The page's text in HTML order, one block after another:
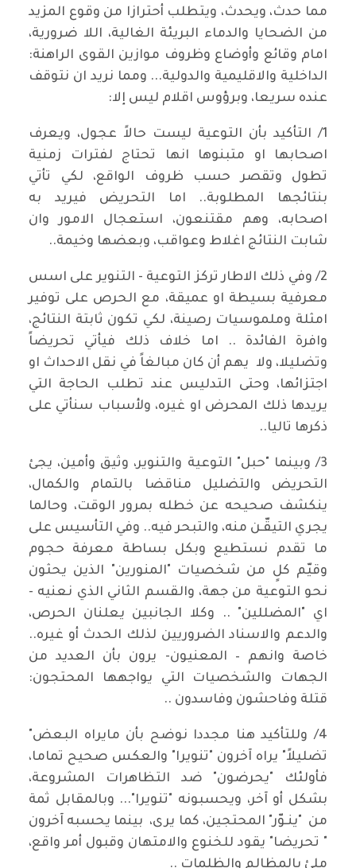
مما حدث، ويحدث، ويتطلب أحترازا من وقوع المزيد
من الضحايا والدماء البريئة الغالية، اللا ضرورية،
امام وقائع وأوضاع وظروف موازين القوى الراهنة:
الداخلية والاقليمية والدولية... ومما نريد ان نتوقف
عنده سريعا، وبرؤوس اقلام ليس إلا:
1/ التأكيد بأن التوعية ليست حالاً عجول، ويعرف
اصحابها او متبنوها انها تحتاج لفترات زمنية
تطول وتقصر حسب ظروف الواقع، لكي تأتي
بنتائجها المطلوبة.. اما التحريض فيريد به
اصحابه، وهم مقتنعون، استعجال الامور وان
شابت النتائج اغلاط وعواقب، وبعضها وخيمة..
2/ وفي ذلك الاطار تركز التوعية - التنوير على اسس
معرفية بسيطة او عميقة، مع الحرص على توفير
امثلة وملموسيات رصينة، لكي تكون ثابتة النتائج،
وافرة الفائدة .. اما خلاف ذلك فيأتي تحريضاً
وتضليلا، ولا يهم أن كان مبالغاً في نقل الاحداث او
اجتزائها، وحتى التدليس عند تطلب الحاجة التي
يريدها ذلك المحرض او غيره، ولأسباب سنأتي على
ذكرها تاليا..
3/ وبينما "حبل" التوعية والتنوير، وثيق وأمين، يجئ
التحريض والتضليل مناقضا بالتمام والكمال،
ينكشف صحيحه عن خطله بمرور الوقت، وحالما
يجري التيقّـن منه، والتبحر فيه.. وفي التأسيس على
ما تقدم نستطيع وبكل بساطة معرفة حجوم
وقيّم كلٍ من شخصيات "المنورين" الذين يحثون
نحو التوعية من جهة، والقسم الثاني الذي نعنيه -
اي "المضللين" .. وكلا الجانبين يعلنان الحرص،
والدعم والاسناد الضروريين لذلك الحدث أو غيره..
خاصة وانهم – المعنيون- يرون بأن العديد من
الجهات والشخصيات التي يواجهها المحتجون:
قتلة وفاحشون وفاسدون ..
4/ وللتأكيد هنا مجددا نوضح بأن مايراه البعض"
تضليلاً" يراه آخرون "تنويرا" والعكس صحيح تماما،
فأولئك "يحرضون" ضد التظاهرات المشروعة،
بشكل أو آخر، ويحسبونه "تنويرا"... وبالمقابل ثمة
من "ينـوّر" المحتجين، كما يرى، بينما يحسبه آخرون
" تحريضا" يقود للخنوع والامتهان وقبول أمر واقع،
ملئ بالمظالم والظلمات ..